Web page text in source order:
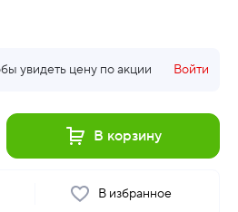
увидеть цену по акции Войти
В корзину
В избранное